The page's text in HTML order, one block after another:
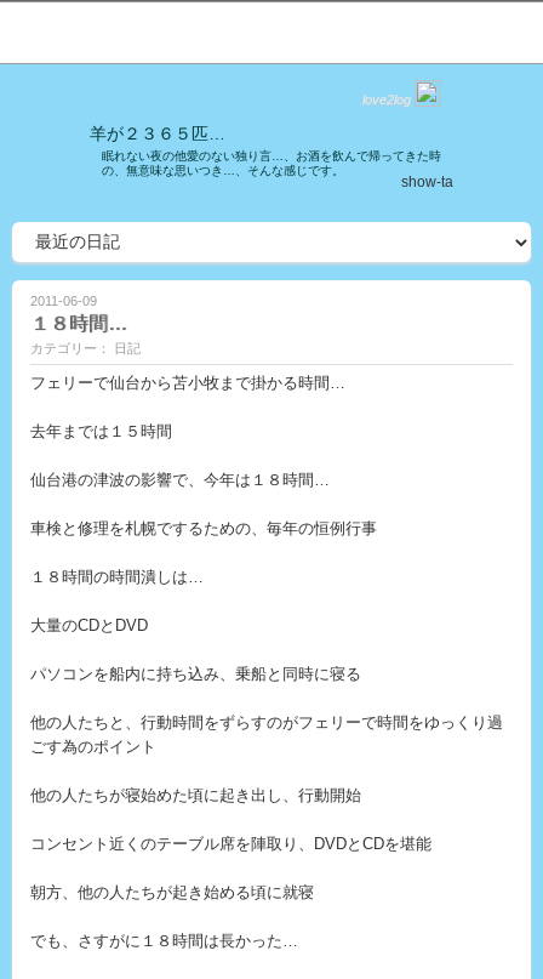
love2log
羊が２３６５匹…
眠れない夜の他愛のない独り言…、お酒を飲んで帰ってきた時
の、無意味な思いつき…、そんな感じです。
show-ta
2011-06-09
１８時間…
カテゴリー： 日記
フェリーで仙台から苫小牧まで掛かる時間…
去年までは１５時間
仙台港の津波の影響で、今年は１８時間…
車検と修理を札幌でするための、毎年の恒例行事
１８時間の時間潰しは…
大量のCDとDVD
パソコンを船内に持ち込み、乗船と同時に寝る
他の人たちと、行動時間をずらすのがフェリーで時間をゆっくり過
ごす為のポイント
他の人たちが寝始めた頃に起き出し、行動開始
コンセント近くのテーブル席を陣取り、DVDとCDを堪能
朝方、他の人たちが起き始める頃に就寝
でも、さすがに１８時間は長かった…